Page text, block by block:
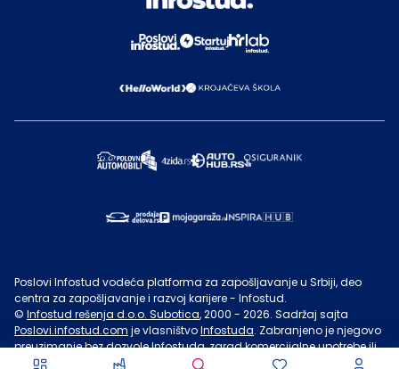
Poslovi Infostud vodeća platforma za zapošljavanje u Srbiji, deo
centra za zapošljavanje i razvoj karijere - Infostud.
© Infostud rešenja d.o.o. Subotica, 2000 - 2026. Sadržaj sajta
Poslovi.infostud.com je vlasništvoInfostuda. Zabranjeno je njegovo
preuzimanje bez dozvoleInfostuda, zarad komercijalne upotrebe ili
u druge svrhe, osim za lične potrebe posetilaca sajta.